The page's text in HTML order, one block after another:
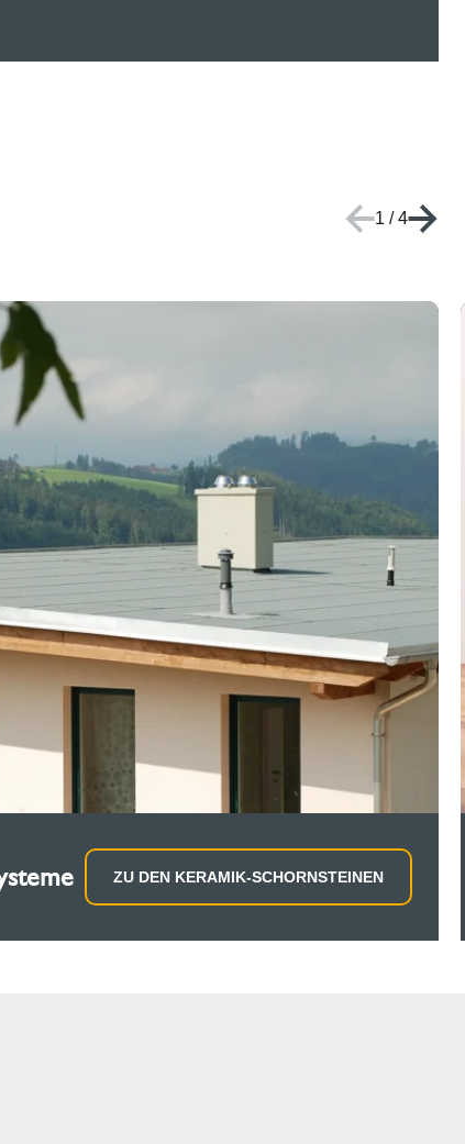
1 /4
ZU DEN KERAMIK-SCHORNSTEINEN